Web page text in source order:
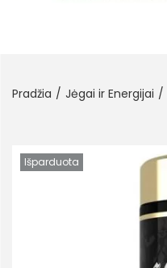
Pradžia / Jėgai ir Energijai /
Išparduota